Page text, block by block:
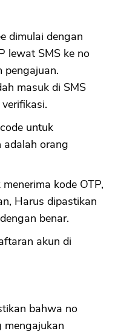
dimulai dengan
lewat SMS ke no
pengajuan.
masuk di SMS
untuk
adalah orang
kode OTP,
Harus dipastikan
benar.
akun di
bahwa no
mengajukan